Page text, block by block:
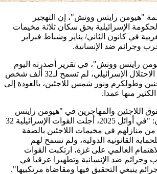
"هيومن رايتس ووتش"، إن التهجير
الإسرائيلية بحق سكان ثلاثة مخيمات
في كانون الثاني/ يناير وشباط فبراير
رايتس ووتش"، في تقرير أصدرته اليوم
الخميس، أن سلطات الاحتلال الإسرائيلي، لم تسمح لـ32 ألف شخص
وطولكرم ونور شمس للاجئين، بالعودة إلى
منها عمدا.
اللاجئين والمهاجرين في "هيومن رايتس
ووتش" نادية هاردمان: "في أوائل 2025، أجلت القوات الإسرائيلية 32
منازلهم في مخيمات اللاجئين بالضفة
القانونية الدولية، ولم تسمح لهم
العالمي على غزة، ارتكبت القوات
وجرائم ضد الإنسانية وتطهيرا عرقيا في
ينبغي التحقيق فيها ومقاضاة مرتكبيها".